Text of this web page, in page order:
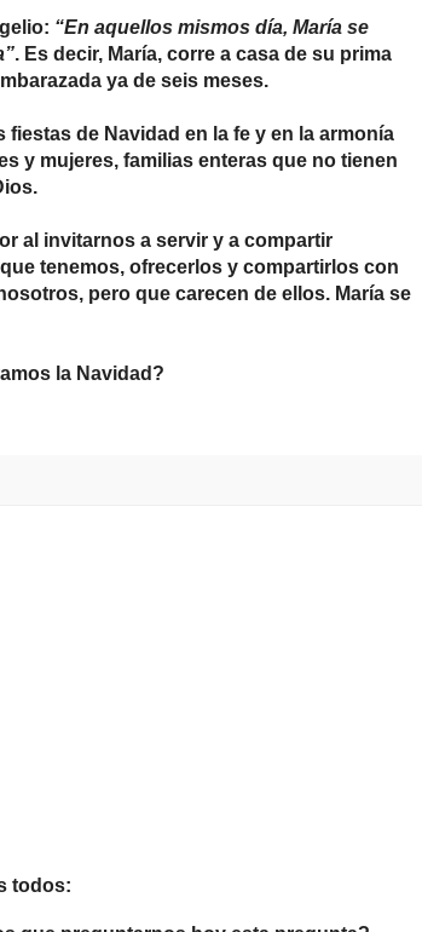
“En aquellos mismos día, María se
. Es decir, María, corre a casa de su prima
ya de seis meses.
de Navidad en la fe y en la armonía
y mujeres, familias enteras que no tienen
al invitarnos a servir y a compartir
tenemos, ofrecerlos y compartirlos con
pero que carecen de ellos. María se
la Navidad?
todos: